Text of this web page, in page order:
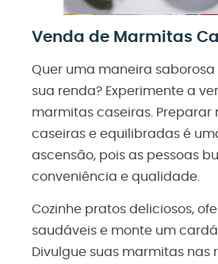
Venda de Marmitas
Quer uma maneira
sua renda? Experimente a
marmitas caseiras. Preparar
caseiras e equilibradas é
ascensão, pois as pessoas
conveniência e qualidade.
Cozinhe pratos deliciosos,
saudáveis e monte um
Divulgue suas marmitas nas